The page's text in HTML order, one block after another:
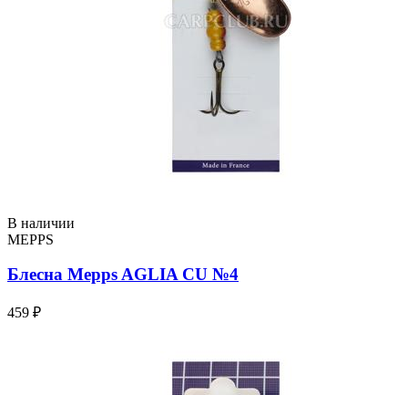
В наличии
MEPPS
Блесна Mepps AGLIA CU №4
459 ₽